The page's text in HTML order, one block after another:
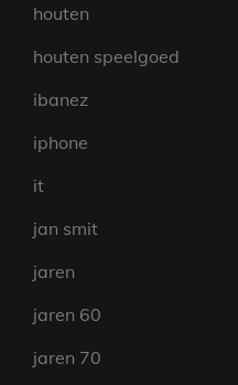
houten
houten speelgoed
ibanez
iphone
it
jan smit
jaren
jaren 60
jaren 70